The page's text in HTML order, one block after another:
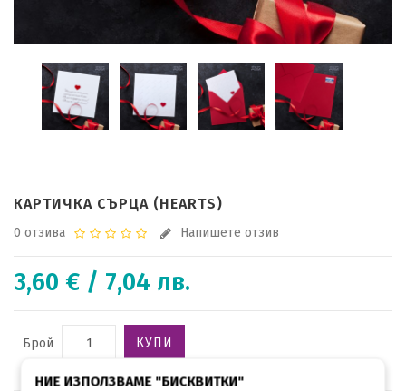
КАРТИЧКА СЪРЦА (HEARТS)
0 отзива Напишете отзив
3,60 € / 7,04 лв.
Брой КУПИ
НИЕ ИЗПОЛЗВАМЕ "БИСКВИТКИ"